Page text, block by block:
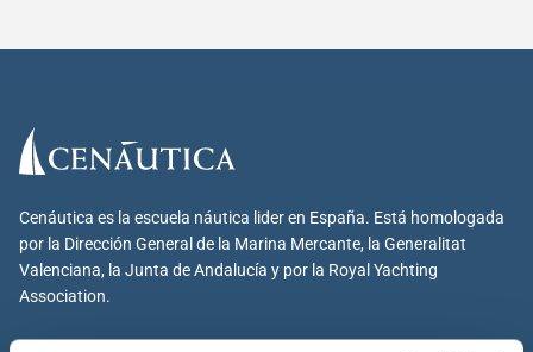
Cenáutica es la escuela náutica lider en España. Está homologada
por la Dirección General de la Marina Mercante, la Generalitat
Valenciana, la Junta de Andalucía y por la Royal Yachting
Association.